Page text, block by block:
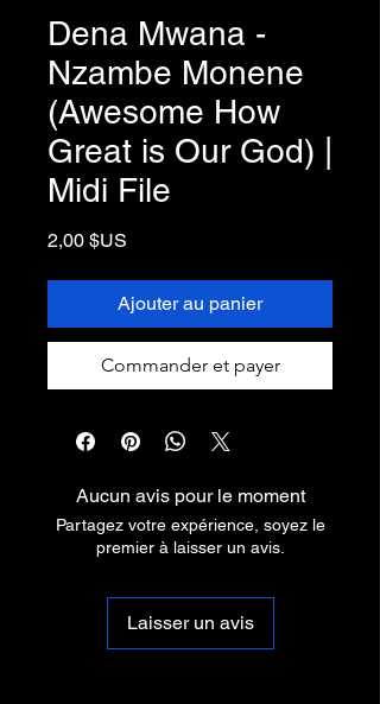
Dena Mwana -
Nzambe Monene
(Awesome How
Great is Our God) |
Midi File
2,00 $US
Ajouter au panier
Commander et payer
Aucun avis pour le moment
Partagez votre expérience, soyez le
premier à laisser un avis.
Laisser un avis